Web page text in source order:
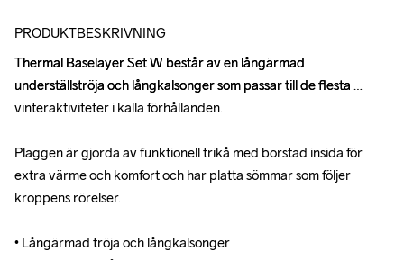
PRODUKTBESKRIVNING
Thermal Baselayer Set W består av en långärmad
underställströja och långkalsonger som passar till de flesta
vinteraktiviteter i kalla förhållanden.
Plaggen är gjorda av funktionell trikå med borstad insida för
extra värme och komfort och har platta sömmar som följer
kroppens rörelser.
• Långärmad tröja och långkalsonger
Thermal Baselayer Set W består av en långärmad
underställströja och långkalsonger som passar till de flesta
vinteraktiviteter i kalla förhållanden.
Plaggen är gjorda av funktionell trikå med borstad insida för
extra värme och komfort och har platta sömmar som följer
kroppens rörelser.
• Långärmad tröja och långkalsonger